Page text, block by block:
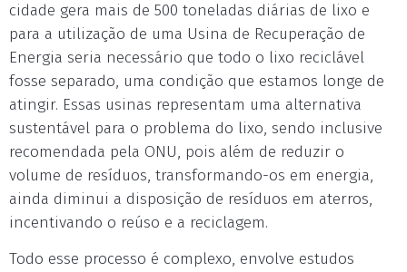
cidade gera mais de 500 toneladas diárias de lixo e
para a utilização de uma Usina de Recuperação de
Energia seria necessário que todo o lixo reciclável
fosse separado, uma condição que estamos longe de
atingir. Essas usinas representam uma alternativa
sustentável para o problema do lixo, sendo inclusive
recomendada pela ONU, pois além de reduzir o
volume de resíduos, transformando-os em energia,
ainda diminui a disposição de resíduos em aterros,
incentivando o reúso e a reciclagem.
Todo esse processo é complexo, envolve estudos